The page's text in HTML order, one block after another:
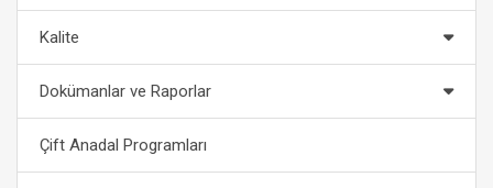
Kalite
Dokümanlar ve Raporlar
Çift Anadal Programları